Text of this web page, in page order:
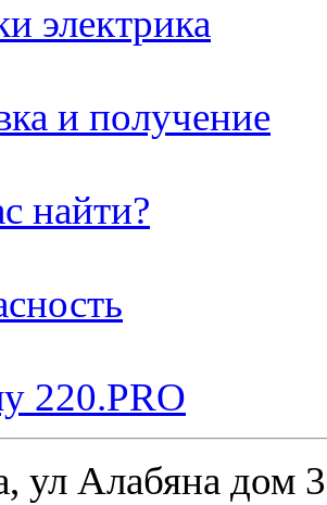
электрика
и получение
найти?
220.PRO
ул Алабяна дом